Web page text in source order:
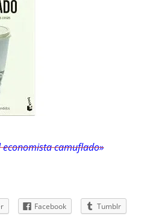
economista camuflado»
Facebook Tumblr